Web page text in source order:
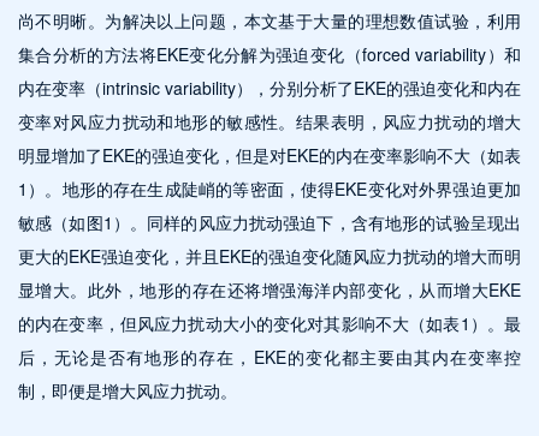
尚不明晰。为解决以上问题，本文基于大量的理想数值试验，利用
集合分析的方法将EKE变化分解为强迫变化（forced variability）和
内在变率（intrinsic variability），分别分析了EKE的强迫变化和内在
变率对风应力扰动和地形的敏感性。结果表明，风应力扰动的增大
明显增加了EKE的强迫变化，但是对EKE的内在变率影响不大（如表
1）。地形的存在生成陡峭的等密面，使得EKE变化对外界强迫更加
敏感（如图1）。同样的风应力扰动强迫下，含有地形的试验呈现出
更大的EKE强迫变化，并且EKE的强迫变化随风应力扰动的增大而明
显增大。此外，地形的存在还将增强海洋内部变化，从而增大EKE
的内在变率，但风应力扰动大小的变化对其影响不大（如表1）。最
后，无论是否有地形的存在，EKE的变化都主要由其内在变率控
制，即便是增大风应力扰动。